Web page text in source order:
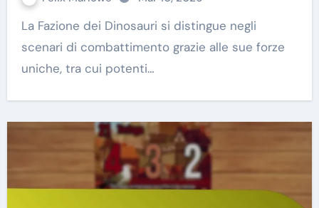
La Fazione dei Dinosauri si distingue negli
scenari di combattimento grazie alle sue forze
uniche, tra cui potenti…